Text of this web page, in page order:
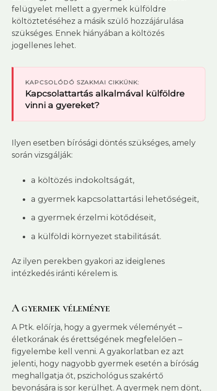
felügyelet mellett a gyermek külföldre
költöztetéséhez a másik szülő hozzájárulása
szükséges. Ennek hiányában a költözés
jogellenes lehet.
KAPCSOLÓDÓ SZAKMAI CIKKÜNK:
Kapcsolattartás alkalmával külföldre
vinni a gyereket?
Ilyen esetben bírósági döntés szükséges, amely
során vizsgálják:
a költözés indokoltságát,
a gyermek kapcsolattartási lehetőségeit,
a gyermek érzelmi kötődéseit,
a külföldi környezet stabilitását.
Az ilyen perekben gyakori az ideiglenes
intézkedés iránti kérelem is.
A gyermek véleménye
A Ptk. előírja, hogy a gyermek véleményét –
életkorának és érettségének megfelelően –
figyelembe kell venni. A gyakorlatban ez azt
jelenti, hogy nagyobb gyermek esetén a bíróság
meghallgatja őt, pszichológus szakértő
bevonására is sor kerülhet. A gyermek nem dönt,